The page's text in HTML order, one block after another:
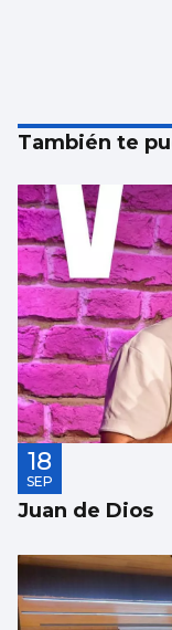
También te
18
SEP
Juan de Dios